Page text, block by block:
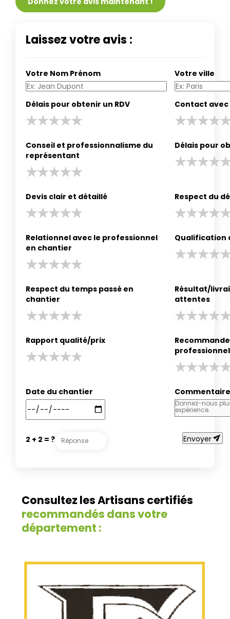
Laissez votre avis :
Votre Nom Prénom Votre ville
Délais pour obtenir un RDV Contact
Conseil et professionnalisme du
représentant
Délais pour
Devis clair et détaillé Respect du
Relationnel avec le professionnel
en chantier
Qualification
Respect du temps passé en
chantier
Résultat/
attentes
Rapport qualité/prix
professionnel
Date du chantier Commentaire
2 + 2 = ? Envoyersend
Consultez les Artisans certifiés
recommandés dans votre
département :